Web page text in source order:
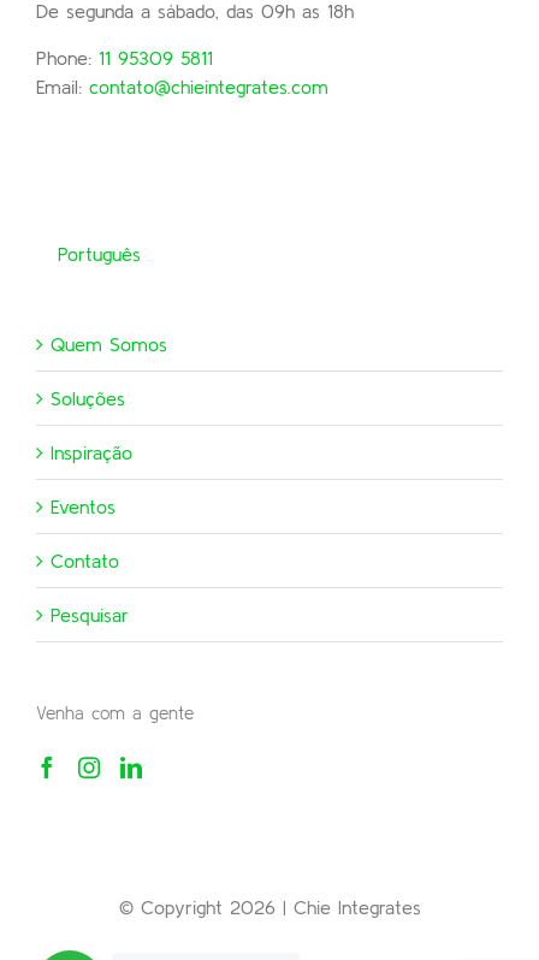
De segunda a sábado, das 09h as 18h
Phone: 11 95309 5811
Email: contato@chieintegrates.com
Português
Quem Somos
Soluções
Inspiração
Eventos
Contato
Pesquisar
Venha com a gente
© Copyright 2026 | Chie Integrates